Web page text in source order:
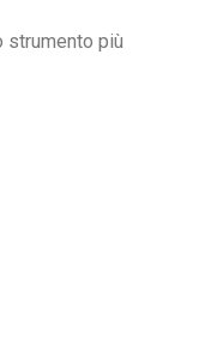
strumento più